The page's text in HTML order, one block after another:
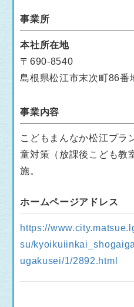
事業所
本社所在地
〒690-8540
島根県松江市末次町86番
事業内容
こどもまんなか松江プラ
童対策（放課後こども教
施。
ホームページアドレス
https://
su/
ugakusei/1/2892.html